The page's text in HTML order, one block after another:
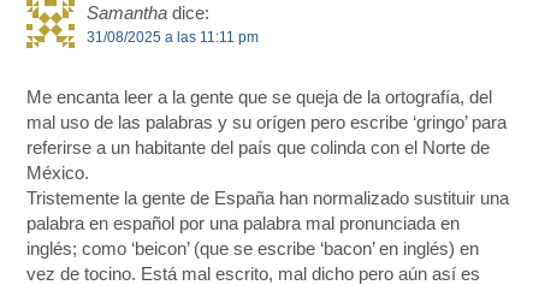
Samantha dice:
31/08/2025 a las 11:11 pm
Me encanta leer a la gente que se queja de la ortografía, del
mal uso de las palabras y su orígen pero escribe ‘gringo’ para
referirse a un habitante del país que colinda con el Norte de
México.
Tristemente la gente de España han normalizado sustituir una
palabra en español por una palabra mal pronunciada en
inglés; como ‘beicon’ (que se escribe ‘bacon’ en inglés) en
vez de tocino. Está mal escrito, mal dicho pero aún así es